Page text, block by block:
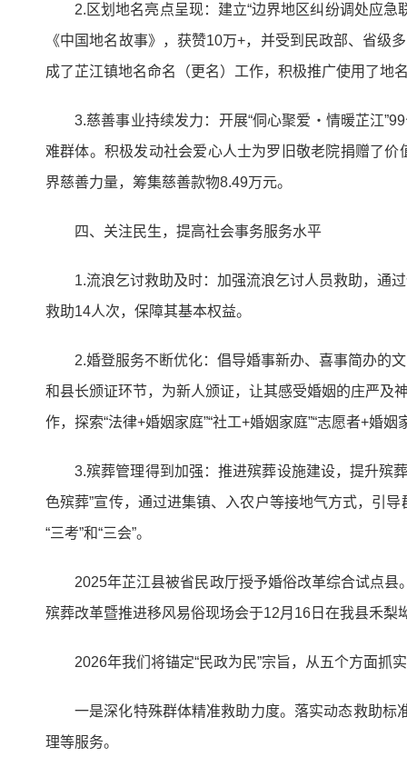
2.区划地名亮点呈现：建立“边界地区纠纷调处应急
《中国地名故事》，获赞10万+，并受到民政部、省级
成了芷江镇地名命名（更名）工作，积极推广使用了地
3.慈善事业持续发力：开展“侗心聚爱・情暖芷江
难群体。积极发动社会爱心人士为罗旧敬老院捐赠了
界慈善力量，筹集慈善款物8.49万元。
四、关注民生，提高社会事务服务水平
1.流浪乞讨救助及时：加强流浪乞讨人员救助，通
救助14人次，保障其基本权益。
2.婚登服务不断优化：倡导婚事新办、喜事简办的
和县长颁证环节，为新人颁证，让其感受婚姻的庄严及
作，探索“法律+婚姻家庭”“社工+婚姻家庭”“志愿者+婚
3.殡葬管理得到加强：推进殡葬设施建设，提升殡
色殡葬”宣传，通过进集镇、入农户等接地气方式，引
“三考”和“三会”。
2025年芷江县被省民政厅授予婚俗改革综合试点
殡葬改革暨推进移风易俗现场会于12月16日在我县禾梨
2026年我们将锚定“民政为民”宗旨，从五个方面抓
一是深化特殊群体精准救助力度。落实动态救助标
理等服务。